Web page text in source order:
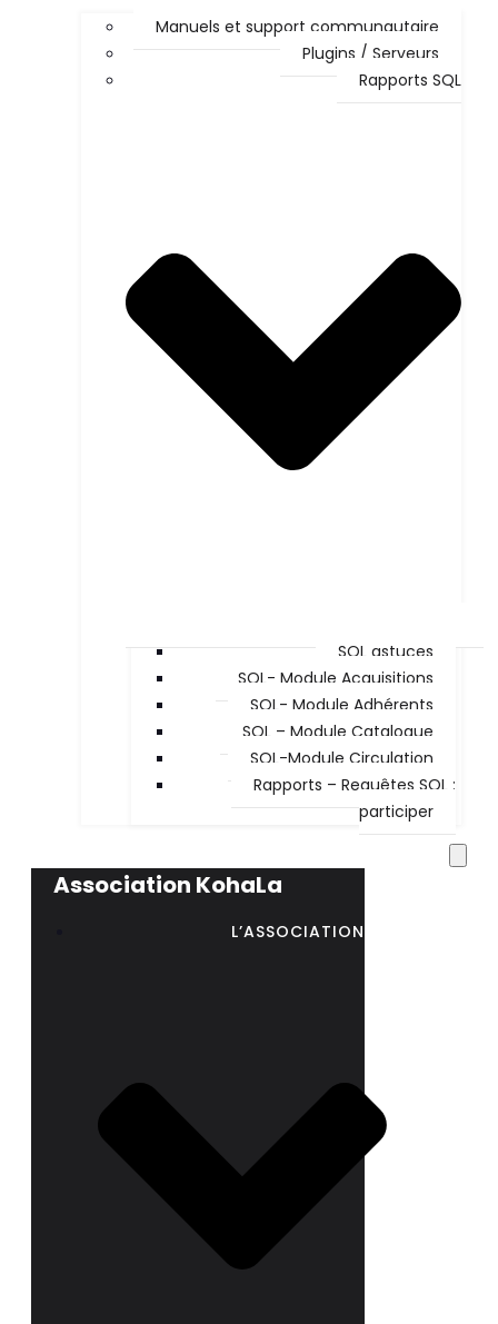
Manuels et support communautaire
Plugins / Serveurs
Rapports SQL
SQL astuces
SQL- Module Acquisitions
SQL- Module Adhérents
SQL – Module Catalogue
SQL-Module Circulation
Rapports – Requêtes SQL :
participer
Association KohaLa
L’ASSOCIATION